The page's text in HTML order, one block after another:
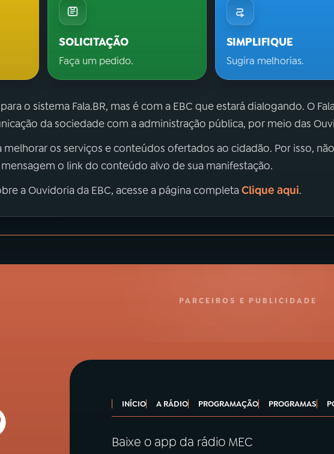
SOLICITAÇÃO
Faça um pedido.
SIMPLIFIQUE
Sugira melhorias.
o sistema Fala.BR, mas é com a EBC que estará dialogando. O
da sociedade com a administração pública, por meio das
melhorar os serviços e conteúdos ofertados ao cidadão. Por isso,
o link do conteúdo alvo de sua manifestação.
a Ouvidoria da EBC, acesse a página completaClique aqui.
PARCEIROS E PUBLICIDADE
INÍCIO A RÁDIO PROGRAMAÇÃO PROGRAMAS
Baixe o app da rádio MEC